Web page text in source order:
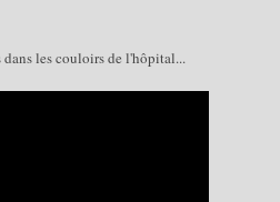
les couloirs de l'hôpital...